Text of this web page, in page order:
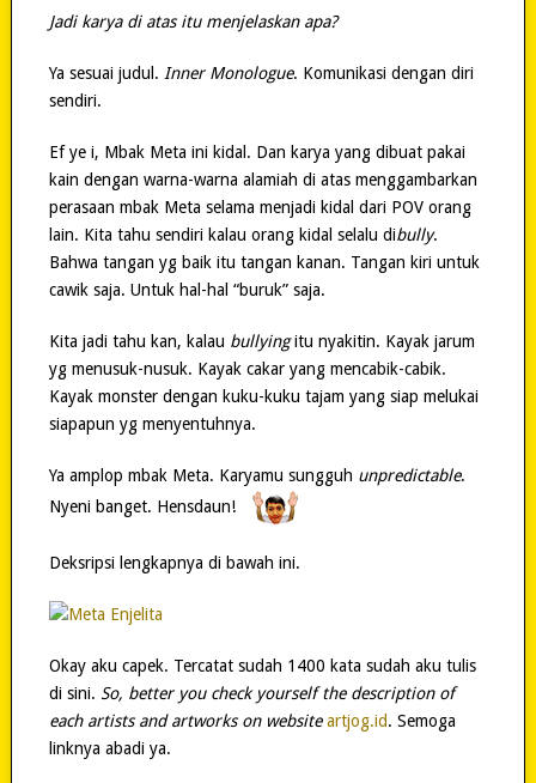
Jadi karya di atas itu menjelaskan apa?
Ya sesuai judul. Inner Monologue. Komunikasi dengan diri
sendiri.
Ef ye i, Mbak Meta ini kidal. Dan karya yang dibuat pakai
kain dengan warna-warna alamiah di atas menggambarkan
perasaan mbak Meta selama menjadi kidal dari POV orang
lain. Kita tahu sendiri kalau orang kidal selalu dibully.
Bahwa tangan yg baik itu tangan kanan. Tangan kiri untuk
cawik saja. Untuk hal-hal “buruk” saja.
Kita jadi tahu kan, kalau bullyingitu nyakitin. Kayak jarum
yg menusuk-nusuk. Kayak cakar yang mencabik-cabik.
Kayak monster dengan kuku-kuku tajam yang siap melukai
siapapun yg menyentuhnya.
Ya amplop mbak Meta. Karyamu sungguh unpredictable.
Nyeni banget. Hensdaun!
Deksripsi lengkapnya di bawah ini.
Okay aku capek. Tercatat sudah 1400 kata sudah aku tulis
di sini. So, better you check yourself the description of
each artists and artworks on website artjog.id. Semoga
linknya abadi ya.